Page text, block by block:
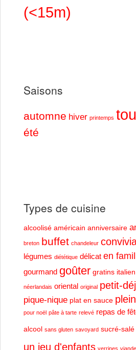
(<15m)
Saisons
automne hiver printemps
été
Types de cuisine
alcoolisé américain anniversaire
breton buffet chandeleur
légumes diététique délicat en
gourmand goûter gratins italien
néerlandais oriental original petit-
pique-nique plat en sauce
pour noël pâte à tarte relevé repas de
alcool sans gluten savoyard sucré-salé
un jeu d'enfants verrines viande